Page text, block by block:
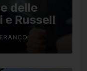
delle
Russell